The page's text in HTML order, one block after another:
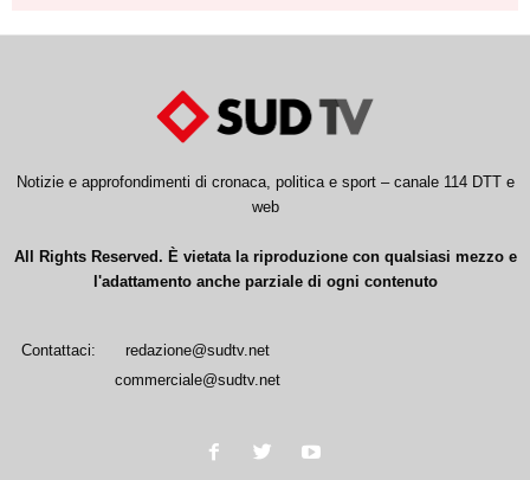
Notizie e approfondimenti di cronaca, politica e sport – canale 114 DTT e
web
All Rights Reserved. È vietata la riproduzione con qualsiasi mezzo e
l'adattamento anche parziale di ogni contenuto
Contattaci:
redazione@sudtv.net
commerciale@sudtv.net